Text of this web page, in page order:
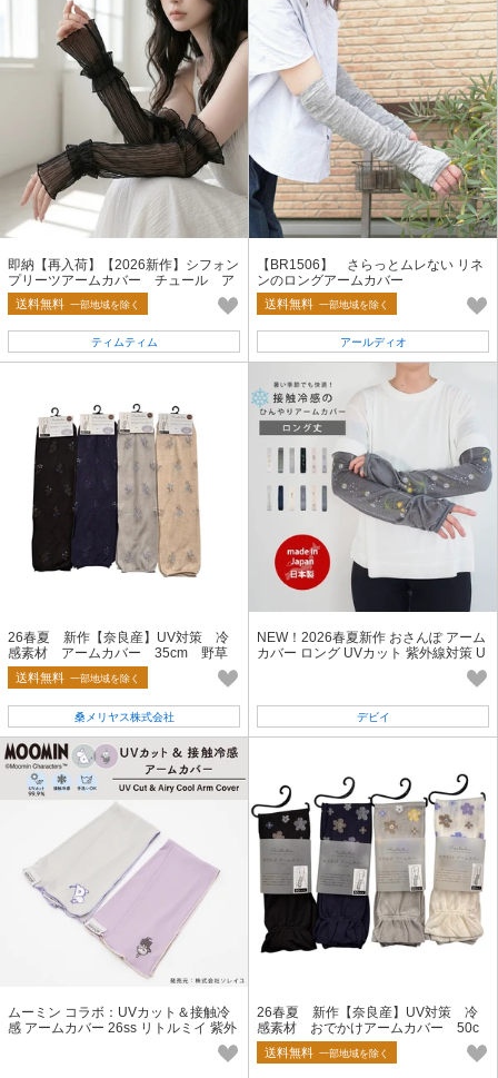
即納【再入荷】【2026新作】シフォン
プリーツアームカバー チュール ア
ームウォーマー シアー 夏小物
送料無料 一部地域を除く
ティムティム
【BR1506】 さらっとムレない リネ
ンのロングアームカバー
送料無料 一部地域を除く
アールディオ
26春夏 新作【奈良産】UV対策 冷
感素材 アームカバー 35cm 野草
柄
送料無料 一部地域を除く
桑メリヤス株式会社
NEW！2026春夏新作 おさんぽ アーム
カバー ロング UVカット 紫外線対策 U
デビイ
ムーミン コラボ：UVカット＆接触冷
感 アームカバー 26ss リトルミイ 紫外
26春夏 新作【奈良産】UV対策 冷
感素材 おでかけアームカバー 50c
m モダン花柄
送料無料 一部地域を除く